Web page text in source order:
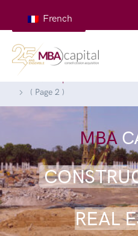
French
( Page 2 )
MBA
REAL